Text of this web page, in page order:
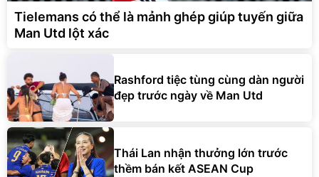
Tielemans có thể là mảnh ghép giúp tuyến giữa
Man Utd lột xác
Rashford tiệc tùng cùng dàn người
đẹp trước ngày về Man Utd
Thái Lan nhận thưởng lớn trước
thềm bán kết ASEAN Cup